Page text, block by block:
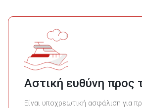
Αστική ευθύνη προς
Είναι υποχρεωτική ασφάλιση για